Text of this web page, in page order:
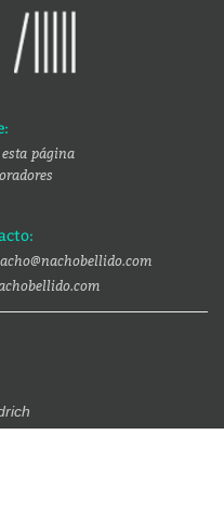
esta página